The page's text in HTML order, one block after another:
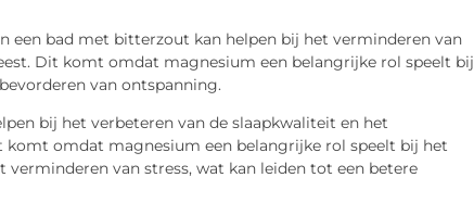
een bad met bitterzout kan helpen bij het verminderen van
Dit komt omdat magnesium een belangrijke rol speelt bij
van ontspanning.
bij het verbeteren van de slaapkwaliteit en het
komt omdat magnesium een belangrijke rol speelt bij het
verminderen van stress, wat kan leiden tot een betere